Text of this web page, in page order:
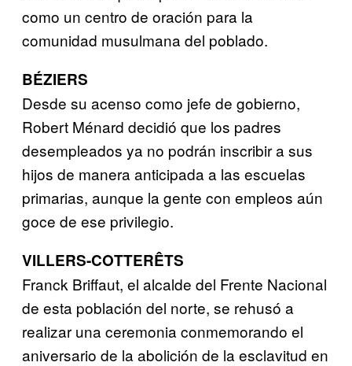
como un centro de oración para la
comunidad musulmana del poblado.
BÉZIERS
Desde su acenso como jefe de gobierno,
Robert Ménard decidió que los padres
desempleados ya no podrán inscribir a sus
hijos de manera anticipada a las escuelas
primarias, aunque la gente con empleos aún
goce de ese privilegio.
VILLERS-COTTERÊTS
Franck Briffaut, el alcalde del Frente Nacional
de esta población del norte, se rehusó a
realizar una ceremonia conmemorando el
aniversario de la abolición de la esclavitud en